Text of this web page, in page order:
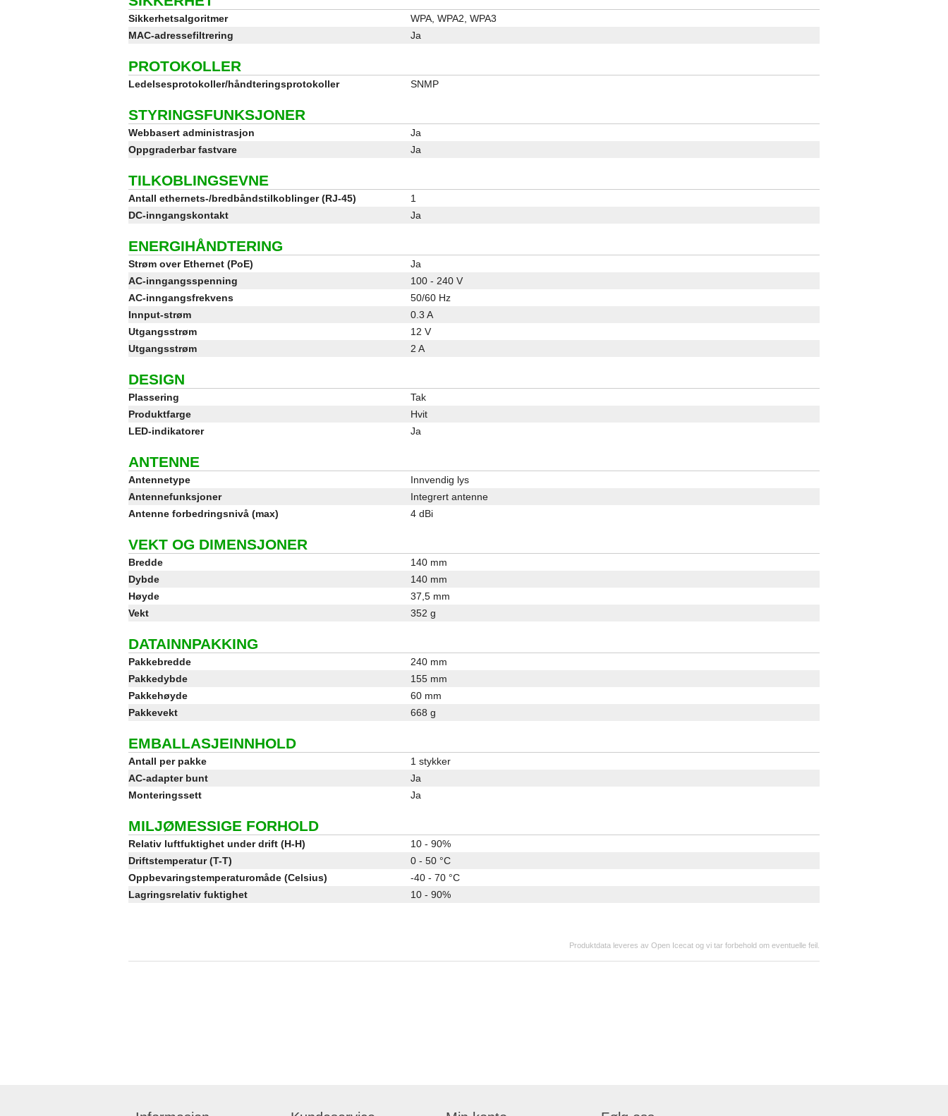
Sikkerhetsalgoritmer
WPA, WPA2, WPA3
MAC-adressefiltrering
Ja
PROTOKOLLER
Ledelsesprotokoller/håndteringsprotokoller SNMP
STYRINGSFUNKSJONER
Webbasert administrasjon
Ja
Oppgraderbar fastvare
Ja
TILKOBLINGSEVNE
Antall ethernets-/bredbåndstilkoblinger (RJ-45)
1
DC-inngangskontakt
Ja
ENERGIHÅNDTERING
Strøm over Ethernet (PoE)
Ja
AC-inngangsspenning
100 - 240 V
AC-inngangsfrekvens
50/60 Hz
Innput-strøm
0.3 A
Utgangsstrøm
12 V
Utgangsstrøm
2 A
DESIGN
Plassering
Tak
Produktfarge
Hvit
LED-indikatorer
Ja
ANTENNE
Antennetype
Innvendig lys
Antennefunksjoner
Integrert antenne
Antenne forbedringsnivå (max)
4 dBi
VEKT OG DIMENSJONER
Bredde
140 mm
Dybde
140 mm
Høyde
37,5 mm
Vekt
352 g
DATAINNPAKKING
Pakkebredde
240 mm
Pakkedybde
155 mm
Pakkehøyde
60 mm
Pakkevekt
668 g
EMBALLASJEINNHOLD
Antall per pakke
1 stykker
AC-adapter bunt
Ja
Monteringssett
Ja
MILJØMESSIGE FORHOLD
Relativ luftfuktighet under drift (H-H)
10 - 90%
Driftstemperatur (T-T)
0 - 50 °C
Oppbevaringstemperaturomåde (Celsius)
-40 - 70 °C
Lagringsrelativ fuktighet
10 - 90%
Produktdata leveres av Open Icecat og vi tar forbehold om eventuelle feil.